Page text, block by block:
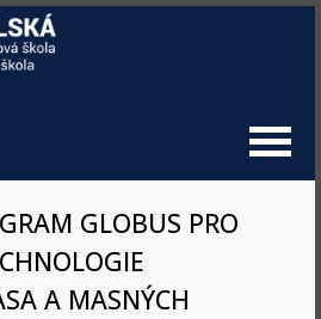
GLOBUS PRO
A MASNÝCH